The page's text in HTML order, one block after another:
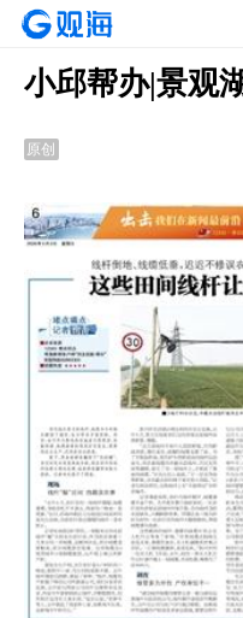
小邱帮办|景观
原创